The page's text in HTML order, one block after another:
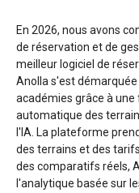
En 2026, nous avons
de réservation et de
meilleur logiciel de
Anolla s'est
académies grâce à
automatique des
l'IA. La plateforme
des terrains et des
des comparatifs réels,
l'analytique basée sur